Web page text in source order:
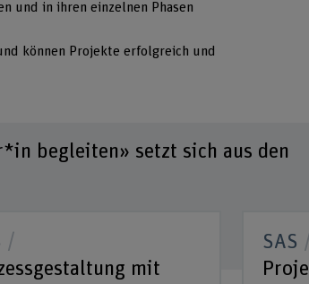
und in ihren einzelnen Phasen
können Projekte erfolgreich und
begleiten» setzt sich aus den
mit
SAS